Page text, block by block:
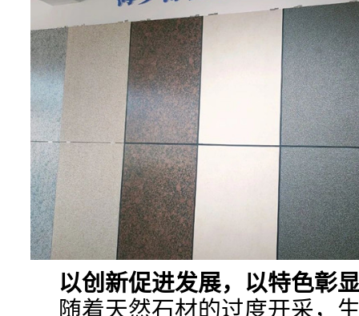
以创新促进发展，以特色彰
随着天然石材的过度开采，